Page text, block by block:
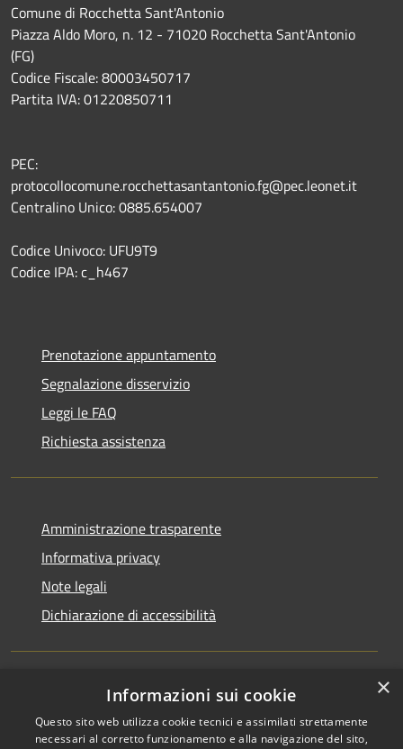
Comune di Rocchetta Sant'Antonio
Piazza Aldo Moro, n. 12 - 71020 Rocchetta Sant'Antonio
(FG)
Codice Fiscale: 80003450717
Partita IVA: 01220850711
PEC:
protocollocomune.rocchettasantantonio.fg@pec.leonet.it
Centralino Unico: 0885.654007
Codice Univoco: UFU9T9
Codice IPA: c_h467
Prenotazione appuntamento
Segnalazione disservizio
Leggi le FAQ
Richiesta assistenza
Amministrazione trasparente
Informativa privacy
Note legali
Dichiarazione di accessibilità
Accessibilità
Copyright © 2026 • Comune di
Rocchetta Sant'Antonio •
×
Informazioni sui cookie
Questo sito web utilizza cookie tecnici e assimilati strettamente
necessari al corretto funzionamento e alla navigazione del sito,